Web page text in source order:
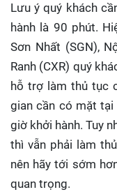
Lưu ý quý khách
hành là 90 phút.
Sơn Nhất (SGN),
Ranh (CXR) quý
hỗ trợ làm thủ tục
gian cần có mặt
giờ khởi hành. Tuy
thì vẫn phải làm
nên hãy tới sớm
quan trọng.